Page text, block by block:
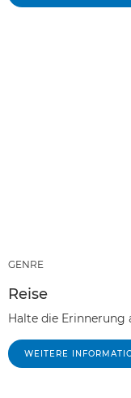
GENRE
Reise
Halte die Erinnerung
WEITERE